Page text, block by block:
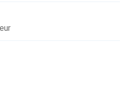
de transporter, d'ouvrir,
en tout confort. Les
utilisation, l'appareil se
longue durée de vie du